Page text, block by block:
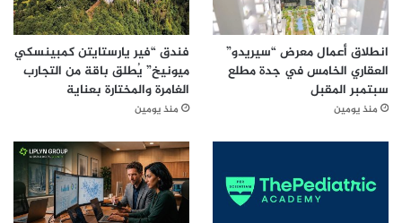
انطلاق أعمال معرض “سيريدو”
العقاري الخامس في جدة مطلع
سبتمبر المقبل
منذ يومين
فندق “فير يارستايتن كمبينسكي
ميونيخ” يُطلق باقة من التجارب
الغامرة والمختارة بعناية
منذ يومين